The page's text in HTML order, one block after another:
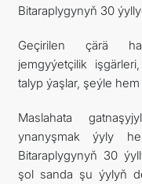
Bitaraplygynyň 30
Geçirilen çärä
jemgyýetçilik
talyp ýaşlar, şeýle
Maslahata
ynanyşmak ýyly
Bitaraplygynyň 30
şol sanda şu ýylyň